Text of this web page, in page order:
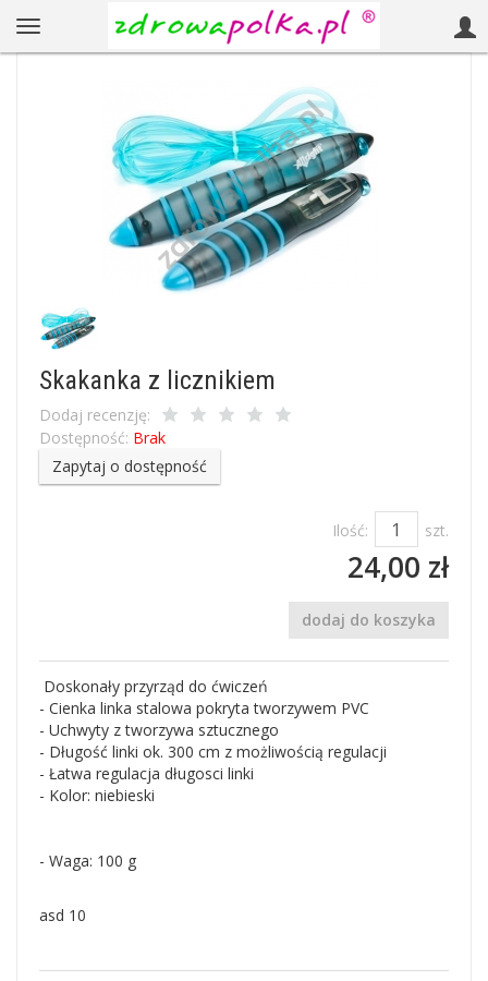
Skakanka z licznikiem
Dodaj recenzję:
Dostępność: Brak
Zapytaj o dostępność
Ilość: szt.
24,00 zł
dodaj do koszyka
Doskonały przyrząd do ćwiczeń
- Cienka linka stalowa pokryta tworzywem PVC
- Uchwyty z tworzywa sztucznego
- Długość linki ok. 300 cm z możliwością regulacji
- Łatwa regulacja długosci linki
- Kolor: niebieski
- Waga: 100 g
asd 10